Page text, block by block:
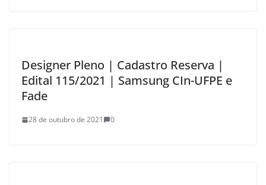
Designer Pleno | Cadastro Reserva |
Edital 115/2021 | Samsung CIn-UFPE e
Fade
28 de outubro de 2021 0